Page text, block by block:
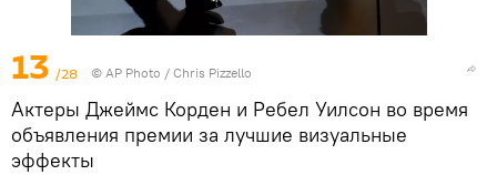
13 /28 © AP Photo / Chris Pizzello
Актеры Джеймс Корден и Ребел Уилсон во время
объявления премии за лучшие визуальные
эффекты